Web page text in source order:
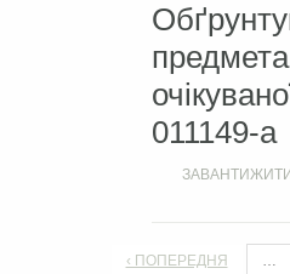
011149-a
ЗАВАНТИЖИТИ
‹ ПОПЕРЕДНЯ …